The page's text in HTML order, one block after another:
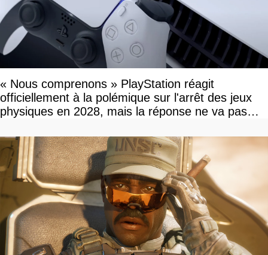
« Nous comprenons » PlayStation réagit
officiellement à la polémique sur l'arrêt des jeux
physiques en 2028, mais la réponse ne va pas